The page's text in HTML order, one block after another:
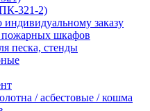
321-2)
заказу
шкафов
песка, стенды
/ асбестовые / кошма